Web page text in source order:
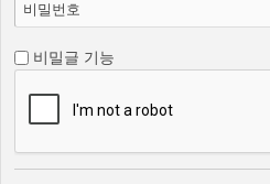
비밀번호
비밀글 기능